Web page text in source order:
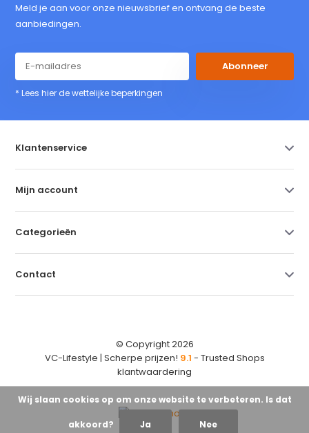
Meld je aan voor onze nieuwsbrief en ontvang de beste
aanbiedingen.
Abonneer
* Lees hier de wettelijke beperkingen
Klantenservice
Mijn account
Categorieën
Contact
© Copyright 2026
VC-Lifestyle | Scherpe prijzen! 9.1 - Trusted Shops
klantwaardering
Wij slaan cookies op om onze website te verbeteren. Is dat
akkoord? Ja Nee